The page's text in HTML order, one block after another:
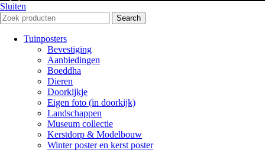
Sluiten
Search
Tuinposters
Bevestiging
Aanbiedingen
Boeddha
Dieren
Doorkijkje
Eigen foto (in doorkijk)
Landschappen
Museum collectie
Kerstdorp & Modelbouw
Winter poster en kerst poster